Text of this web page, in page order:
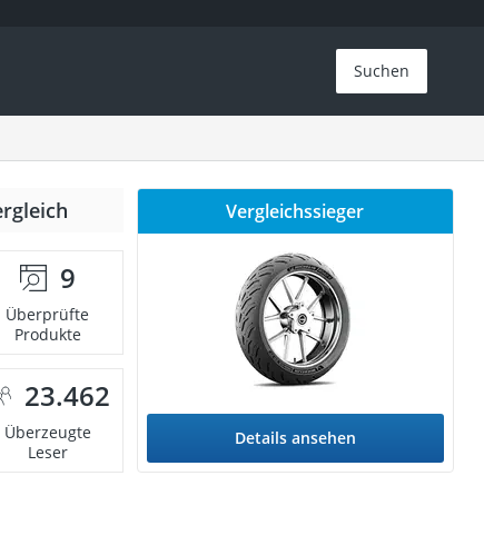
Suchen
9
Überprüfte
Produkte
23.462
Überzeugte
Leser
Vergleichssieger
Details ansehen